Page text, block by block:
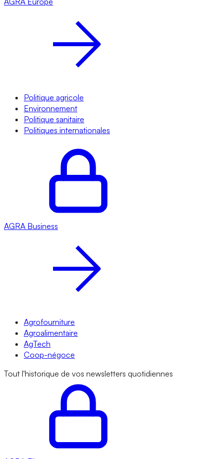
Politique agricole
Environnement
Politique sanitaire
Politiques internationales
AGRA Business
Agrofourniture
Agroalimentaire
AgTech
Coop-négoce
Tout l'historique de vos newsletters quotidiennes